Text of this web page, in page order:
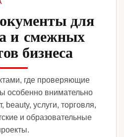
для
и смежных
бизнеса
где проверяющие
особенно внимательно
beauty, услуги, торговля,
и образовательные